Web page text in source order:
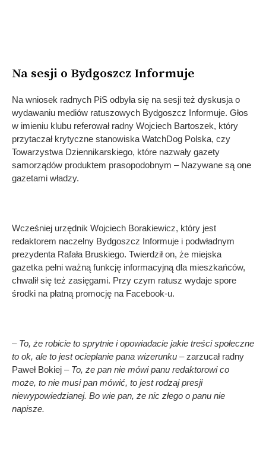
Na sesji o Bydgoszcz Informuje
Na wniosek radnych PiS odbyła się na sesji też dyskusja o
wydawaniu mediów ratuszowych Bydgoszcz Informuje. Głos
w imieniu klubu referował radny Wojciech Bartoszek, który
przytaczał krytyczne stanowiska WatchDog Polska, czy
Towarzystwa Dziennikarskiego, które nazwały gazety
samorządów produktem prasopodobnym – Nazywane są one
gazetami władzy.
Wcześniej urzędnik Wojciech Borakiewicz, który jest
redaktorem naczelny Bydgoszcz Informuje i podwładnym
prezydenta Rafała Bruskiego. Twierdził on, że miejska
gazetka pełni ważną funkcję informacyjną dla mieszkańców,
chwalił się też zasięgami. Przy czym ratusz wydaje spore
środki na płatną promocję na Facebook-u.
– To, że robicie to sprytnie i opowiadacie jakie treści społeczne
to ok, ale to jest ocieplanie pana wizerunku – zarzucał radny
Paweł Bokiej –To, że pan nie mówi panu redaktorowi co
może, to nie musi pan mówić, to jest rodzaj presji
niewypowiedzianej. Bo wie pan, że nic złego o panu nie
napisze.